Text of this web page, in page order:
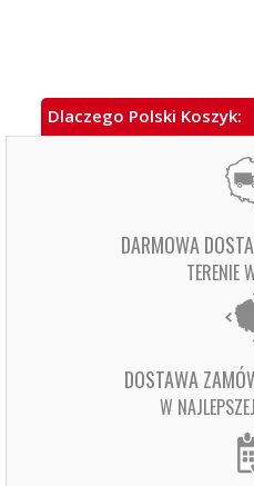
Dlaczego Polski Koszyk:
DARMOWA
TERENIE
DOSTAWA
W